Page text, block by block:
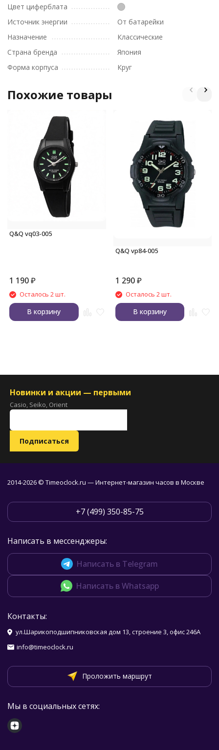
Цвет циферблата
Источник энергии
От батарейки
Назначение
Классические
Страна бренда
Япония
Форма корпуса
Круг
Похожие товары
Q&Q vq03-005
1 190₽
Осталось 2 шт.
В корзину
Q&Q vp84-005
1 290 ₽
Осталось 2 шт.
В корзину
Новинки и акции — первыми
Casio, Seiko, Orient
2014-2026 © Timeoclock.ru — Интернет-магазин часов в Москве
+7 (499) 350-85-75
Написать в мессенджеры:
Написать в Telegram
Написать в Whatsapp
Контакты:
ул.Шарикоподшипниковская дом 13, строение 3, офис 246А
info@timeoclock.ru
Проложить маршрут
Мы в социальных сетях: